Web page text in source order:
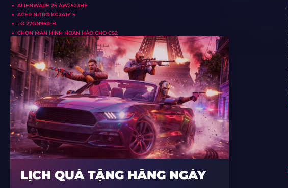
ALIENWARE 25 AW2523HF
ACER NITRO KG241Y S
LG 27GN950-B
CHỌN MÀN HÌNH HOÀN HẢO CHO CS2
LỊCH QUÀ TẶNG HẰNG NGÀY